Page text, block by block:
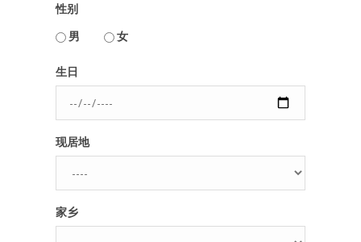
用户名或Email
记住我的登录状态
没帐号？注册一个
信息圈
品牌的力量
性别
男
女
生日
现居地
家乡